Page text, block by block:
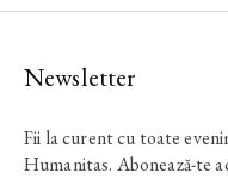
Newsletter
Fii la curent cu toate
Humanitas. Abonează-te